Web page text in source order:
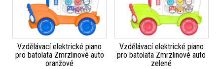
Vzdělávací elektrické piano
pro batolata Zmrzlinové auto
oranžové
Vzdělávací elektrické piano
pro batolata Zmrzlinové auto
zelené